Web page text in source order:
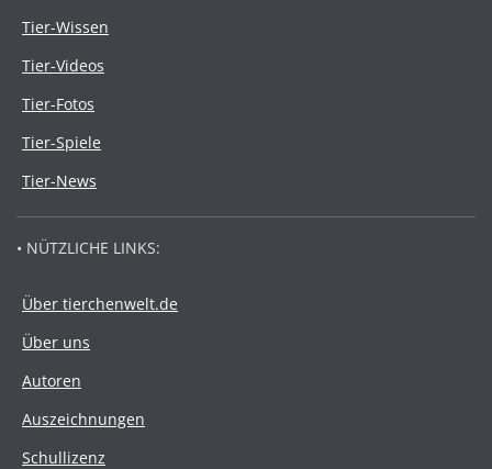
Tier-Wissen
Tier-Videos
Tier-Fotos
Tier-Spiele
Tier-News
• NÜTZLICHE LINKS:
Über tierchenwelt.de
Über uns
Autoren
Auszeichnungen
Schullizenz